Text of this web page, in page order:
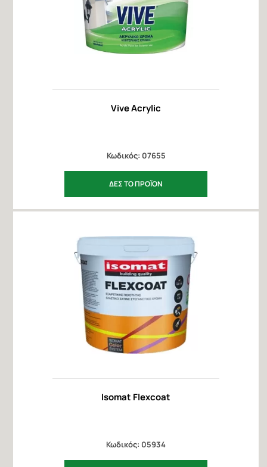
Vive Acrylic
Κωδικός: 07655
ΔΕΣ ΤΟ ΠΡΟΪΟΝ
Isomat Flexcoat
Κωδικός: 05934